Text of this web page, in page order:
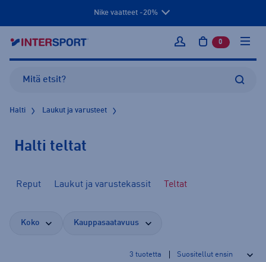
Nike vaatteet -20%
Kirjaudu sisään
0 tuotetta
Halti Laukut ja varusteet
Halti teltat
Reput Laukut ja varustekassit Teltat
Koko Kauppasaatavuus
3 tuotetta